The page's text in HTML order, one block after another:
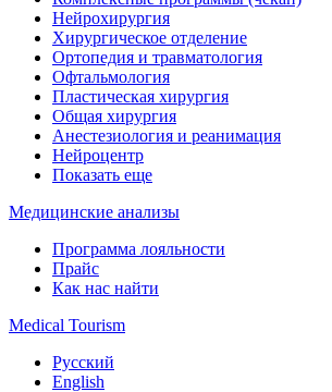
Нейрохирургия
Хирургическое отделение
Ортопедия и травматология
Офтальмология
Пластическая хирургия
Общая хирургия
Анестезиология и реанимация
Нейроцентр
Показать еще
Медицинские анализы
Программа лояльности
Прайс
Как нас найти
Medical Tourism
Русский
English